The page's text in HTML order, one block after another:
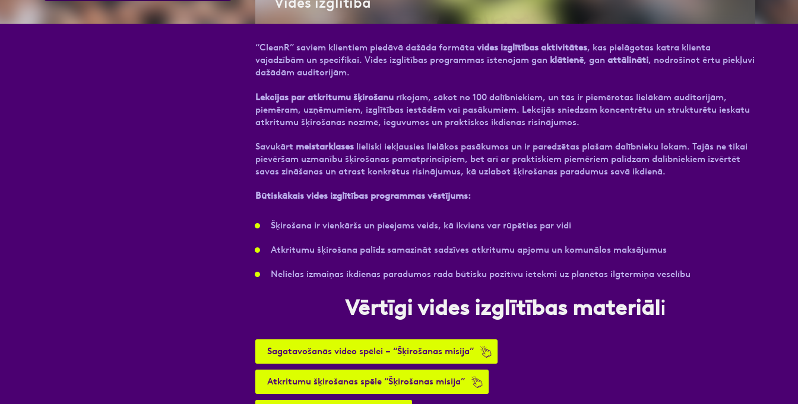
“CleanR” saviem klientiem piedāvā dažāda formāta vides izglītības aktivitātes, kas pielāgotas katra klienta
vajadzībām un specifikai. Vides izglītības programmas īstenojam gan klātienē, gan attālināti, nodrošinot ērtu piekļuvi
dažādām auditorijām.
Lekcijas par atkritumu šķirošanu rīkojam, sākot no 100 dalībniekiem, un tās ir piemērotas lielākām auditorijām,
piemēram, uzņēmumiem, izglītības iestādēm vai pasākumiem. Lekcijās sniedzam koncentrētu un strukturētu ieskatu
atkritumu šķirošanas nozīmē, ieguvumos un praktiskos ikdienas risinājumos.
Savukārt meistarklases lieliski iekļausies lielākos pasākumos un ir paredzētas plašam dalībnieku lokam. Tajās ne tikai
pievēršam uzmanību šķirošanas pamatprincipiem, bet arī ar praktiskiem piemēriem palīdzam dalībniekiem izvērtēt
savas zināšanas un atrast konkrētus risinājumus, kā uzlabot šķirošanas paradumus savā ikdienā.
Būtiskākais vides izglītības programmas vēstījums:
Šķirošana ir vienkāršs un pieejams veids, kā ikviens var rūpēties par vidi
Atkritumu šķirošana palīdz samazināt sadzīves atkritumu apjomu un komunālos maksājumus
Nelielas izmaiņas ikdienas paradumos rada būtisku pozitīvu ietekmi uz planētas ilgtermiņa veselību
Vērtīgi vides izglītības materiāli
Sagatavošanās video spēlei – “Šķirošanas misija”
Atkritumu šķirošanas spēle “Šķirošanas misija”
Fails
Aizpildi pieteikuma formu un mēs ar jums sazināsimies privātuma politika
Turpināt
Pieteikuma vēstule